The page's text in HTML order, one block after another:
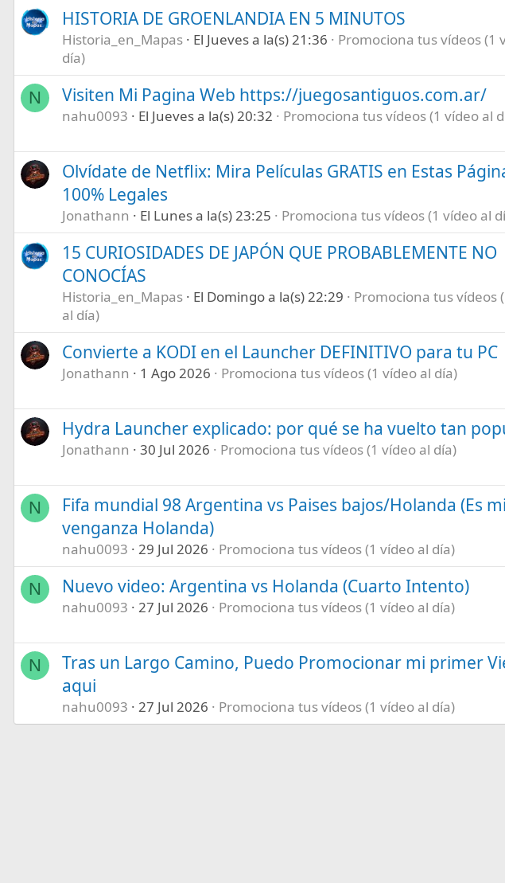
HISTORIA DE GROENLANDIA EN 5 MINUTOS
Historia_en_Mapas El Jueves a la(s) 21:36
Promociona tus vídeos (1
día)
N Visiten Mi Pagina Web https://juegosantiguos.com.ar/
nahu0093 El Jueves a la(s) 20:32 Promociona tus vídeos (1 vídeo al
Olvídate de Netflix: Mira Películas GRATIS en Estas
100% Legales
Jonathann El Lunes a la(s) 23:25 Promociona tus vídeos (1 vídeo al
15 CURIOSIDADES DE JAPÓN QUE PROBABLEMENTE NO
CONOCÍAS
Historia_en_Mapas El Domingo a la(s) 22:29
Promociona tus vídeos
al día)
Convierte a KODI en el Launcher DEFINITIVO para tu PC
Jonathann 1 Ago 2026 Promociona tus vídeos (1 vídeo al día)
Hydra Launcher explicado: por qué se ha vuelto tan
Jonathann 30 Jul 2026 Promociona tus vídeos (1 vídeo al día)
N
Fifa mundial 98 Argentina vs Paises bajos/Holanda (Es mi
venganza Holanda)
nahu0093 29 Jul 2026 Promociona tus vídeos (1 vídeo al día)
N Nuevo video: Argentina vs Holanda (Cuarto Intento)
nahu0093 27 Jul 2026 Promociona tus vídeos (1 vídeo al día)
N
Tras un Largo Camino, Puedo Promocionar mi primer
aqui
nahu0093 27 Jul 2026 Promociona tus vídeos (1 vídeo al día)